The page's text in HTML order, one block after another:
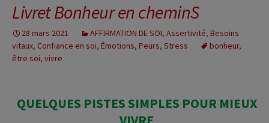
Livret Bonheur en cheminS
28 mars 2021 AFFIRMATION DE SOI, Assertivité, Besoins
vitaux, Confiance en soi, Émotions, Peurs, Stress bonheur,
être soi, vivre
QUELQUES PISTES SIMPLES POUR MIEUX